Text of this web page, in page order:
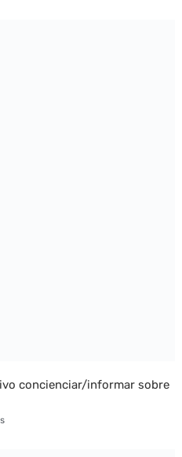
concienciar/informar sobre